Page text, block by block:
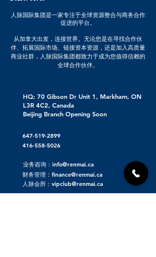
人脉国际集团是一家专注于全球资源整合与商务合作
促进的平台。
从加拿大出发，连接世界。无论您是在寻找合作伙
伴、拓展国际市场、链接资本资源，还是加入高质量
商业社群，人脉国际集团都致力于成为您值得信赖的
全球合作伙伴。
HQ: 70 Gibson Dr Unit 1, Markham, ON
L3R 4C2, Canada
Beijing Branch Opening Soon
647-519-2899
416-558-5026
业务咨询：info@renmai.ca
财务管理：finance@renmai.ca
人脉会所：vipclub@renmai.ca